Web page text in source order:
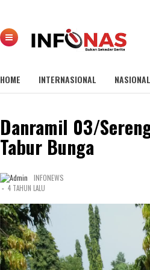
HOME INTERNASIONAL NASIONAL
Danramil 03/
Tabur Bunga
INFONEWS
- 4 TAHUN LALU